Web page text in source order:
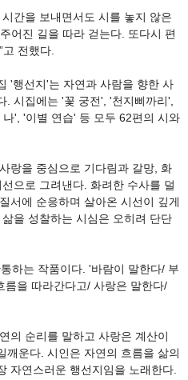
간을 보내면서도 시를 놓지 않은
어진 길을 따라 걷는다. 또다시 편
전했다.
'행선지'는 자연과 사람을 향한 사
. 시집에는 '꽃 궁전', '천지삐까리',
', '이별 연습' 등 모두 62편의 시와
랑을 중심으로 기다림과 갈망, 화
으로 그려낸다. 화려한 수사를 덜
서에 순응하며 살아온 시선이 깊게
을 성찰하는 시심은 오히려 단단
하는 작품이다. '바람이 말한다/ 부
름을 따라간다고/ 사랑은 말한다/
의 순리를 말하고 사랑은 계산이
깨운다. 시인은 자연의 흐름을 삶의
자연스러운 행선지임을 노래한다.